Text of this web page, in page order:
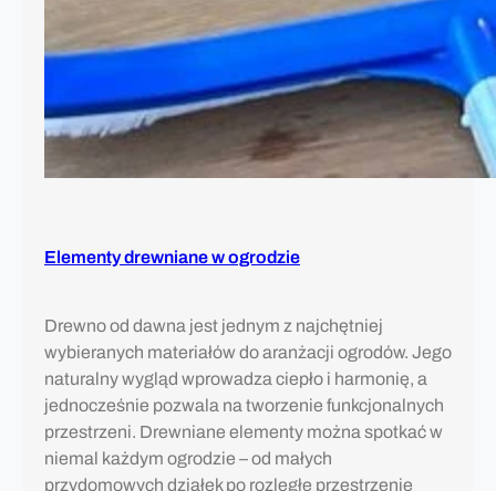
Elementy drewniane w ogrodzie
Drewno od dawna jest jednym z najchętniej
wybieranych materiałów do aranżacji ogrodów. Jego
naturalny wygląd wprowadza ciepło i harmonię, a
jednocześnie pozwala na tworzenie funkcjonalnych
przestrzeni. Drewniane elementy można spotkać w
niemal każdym ogrodzie – od małych
przydomowych działek po rozległe przestrzenie